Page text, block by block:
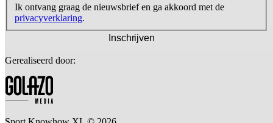
Ik ontvang graag de nieuwsbrief en ga akkoord met de
privacyverklaring.
Inschrijven
Gerealiseerd door: